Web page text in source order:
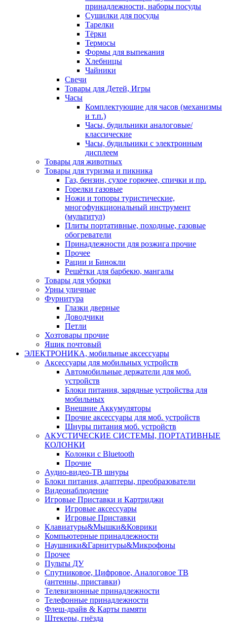
принадлежности, наборы посуды
Сушилки для посуды
Тарелки
Тёрки
Термосы
Формы для выпекания
Хлебницы
Чайники
Свечи
Товары для Детей, Игры
Часы
Комплектующие для часов (механизмы
и т.п.)
Часы, будильники аналоговые/
классические
Часы, будильники с электронным
дисплеем
Товары для животных
Товары для туризма и пикника
Газ, бензин, сухое горючее, спички и пр.
Горелки газовые
Ножи и топоры туристические,
многофункциональный инструмент
(мультитул)
Плиты портативные, походные, газовые
обогреватели
Принадлежности для розжига прочие
Прочее
Рации и Бинокли
Решётки для барбекю, мангалы
Товары для уборки
Урны уличные
Фурнитура
Глазки дверные
Доводчики
Петли
Хозтовары прочие
Ящик почтовый
ЭЛЕКТРОНИКА, мобильные аксессуары
Аксессуары для мобильных устройств
Автомобильные держатели для моб.
устройств
Блоки питания, зарядные устройства для
мобильных
Внешние Аккумуляторы
Прочие аксессуары для моб. устройств
Шнуры питания моб. устройств
АКУСТИЧЕСКИЕ СИСТЕМЫ, ПОРТАТИВНЫЕ
КОЛОНКИ
Колонки с Bluetooth
Прочие
Аудио-видео-ТВ шнуры
Блоки питания, адаптеры, преобразователи
Видеонаблюдение
Игровые Приставки и Картриджи
Игровые аксессуары
Игровые Приставки
Клавиатуры&Мышки&Коврики
Компьютерные принадлежности
Наушники&Гарнитуры&Микрофоны
Прочее
Пульты ДУ
Спутниковое, Цифровое, Аналоговое ТВ
(антенны, приставки)
Телевизионные принадлежности
Телефонные принадлежности
Флеш-драйв & Карты памяти
Штекеры, гнёзда